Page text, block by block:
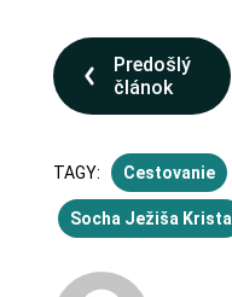
Predošlý
článok
TAGY: Cestovanie
Socha Ježiša Krista